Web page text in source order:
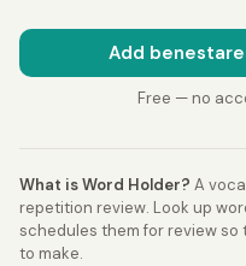
Add
Free — no
What is Word Holder? A
repetition review. Look up
schedules them for review
to make.